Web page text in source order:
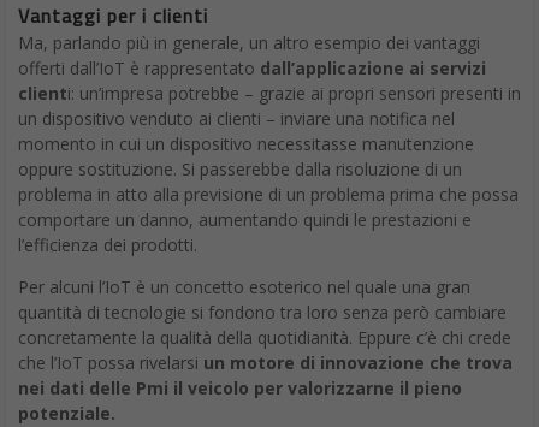
Vantaggi per i clienti
Ma, parlando più in generale, un altro esempio dei vantaggi
offerti dall’IoT è rappresentato dall’applicazione ai servizi
clienti: un’impresa potrebbe – grazie ai propri sensori presenti in
un dispositivo venduto ai clienti – inviare una notifica nel
momento in cui un dispositivo necessitasse manutenzione
oppure sostituzione. Si passerebbe dalla risoluzione di un
problema in atto alla previsione di un problema prima che possa
comportare un danno, aumentando quindi le prestazioni e
l’efficienza dei prodotti.
Per alcuni l’IoT è un concetto esoterico nel quale una gran
quantità di tecnologie si fondono tra loro senza però cambiare
concretamente la qualità della quotidianità. Eppure c’è chi crede
che l’IoT possa rivelarsi un motore di innovazione che trova
nei dati delle Pmi il veicolo per valorizzarne il pieno
potenziale.